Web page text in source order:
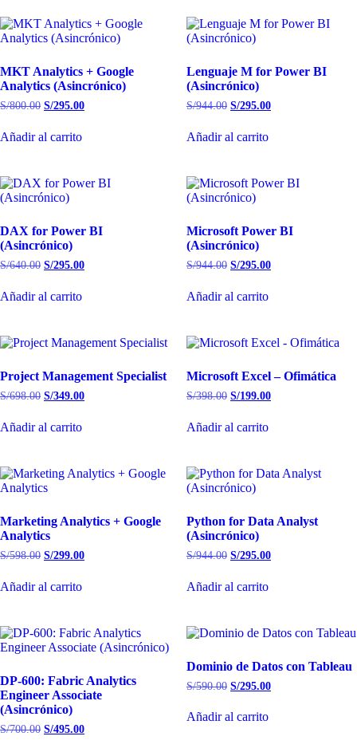
MKT Analytics + Google
Analytics (Asincrónico)
S/800.00 S/295.00
Añadir al carrito
Lenguaje M for Power BI
(Asincrónico)
S/944.00 S/295.00
Añadir al carrito
DAX for Power BI
(Asincrónico)
S/640.00 S/295.00
Añadir al carrito
Microsoft Power BI
(Asincrónico)
S/944.00 S/295.00
Añadir al carrito
Project Management Specialist
S/698.00 S/349.00
Añadir al carrito
Microsoft Excel – Ofimática
S/398.00 S/199.00
Añadir al carrito
Marketing Analytics + Google
Analytics
S/598.00 S/299.00
Añadir al carrito
Python for Data Analyst
(Asincrónico)
S/944.00 S/295.00
Añadir al carrito
DP-600: Fabric Analytics
Engineer Associate
(Asincrónico)
S/700.00 S/495.00
Dominio de Datos con Tableau
S/590.00 S/295.00
Añadir al carrito